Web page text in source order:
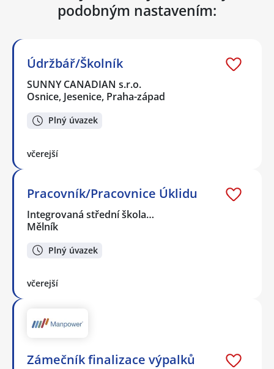
podobným nastavením:
Údržbář/Školník
SUNNY CANADIAN s.r.o.
Osnice, Jesenice, Praha-západ
Plný úvazek
včerejší
Pracovník/Pracovnice Úklidu
Integrovaná střední škola…
Mělník
Plný úvazek
včerejší
Zámečník finalizace výpalků